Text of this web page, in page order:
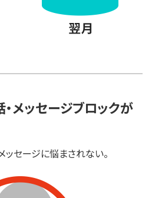
メッセージブロックが
セージに悩まされない。